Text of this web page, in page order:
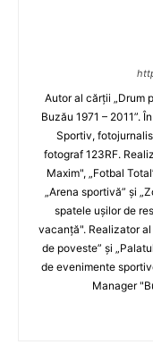
Autor al cărţii „Drum
Buzău 1971 – 2011”.
Sportiv,
fotograf 123RF.
Maxim", „Fotbal
„Arena sportivă” şi
spatele uşilor de
vacanţă". Realizator
de poveste” şi
de evenimente
Manager